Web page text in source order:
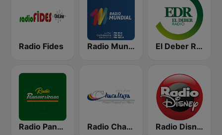
Radio Fides Radio Mundial Bolivia El Deber Radio
Radio Panamericana Radio Chacaltaya Radio Disney Bolivia